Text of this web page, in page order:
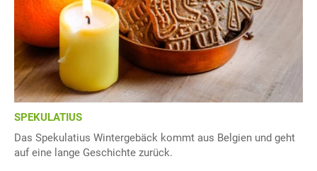
SPEKULATIUS
Das Spekulatius Wintergebäck kommt aus Belgien und geht
auf eine lange Geschichte zurück.